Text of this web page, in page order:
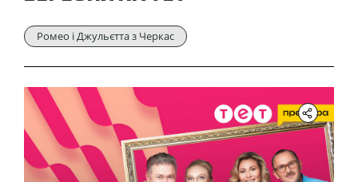
Ромео і Джульєтта з Черкас